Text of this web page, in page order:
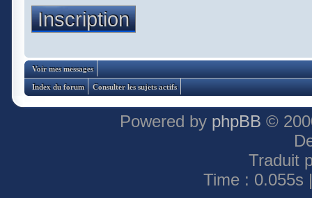
Inscription
Voir mes messages
Index du forum Consulter les sujets actifs
Powered by phpBB ©
Traduit
Time : 0.055s